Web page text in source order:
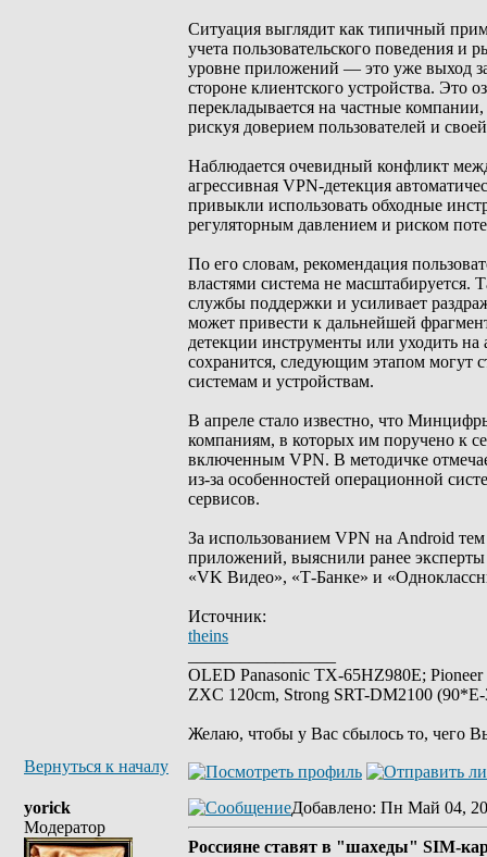
Ситуация выглядит как типичный
учета пользовательского поведения
уровне приложений — это уже выход за
стороне клиентского устройства. Это
перекладывается на частные
рискуя доверием пользователей и
Наблюдается очевидный конфликт
агрессивная VPN-детекция
привыкли использовать обходные
регуляторным давлением и риском
По его словам, рекомендация
властями система не масштабируется.
службы поддержки и усиливает
может привести к дальнейшей
детекции инструменты или уходить
сохранится, следующим этапом могут
системам и устройствам.
В апреле стало известно, что
компаниям, в которых им поручено к
включенным VPN. В методичке
из-за особенностей операционной
сервисов.
За использованием VPN на Android
приложений, выяснили ранее
«VK Видео», «Т-Банке» и
Источник:
theins
OLED Panasonic TX-65HZ980E;
ZXC 120cm, Strong SRT-DM2100
Желаю, чтобы у Вас сбылось то, чего
Вернуться к началу
yorick
Модератор
Добавлено: Пн Май 04,
Россияне ставят в "шахеды" SIM-